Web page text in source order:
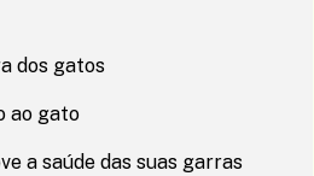
dos gatos
ao gato
a saúde das suas garras